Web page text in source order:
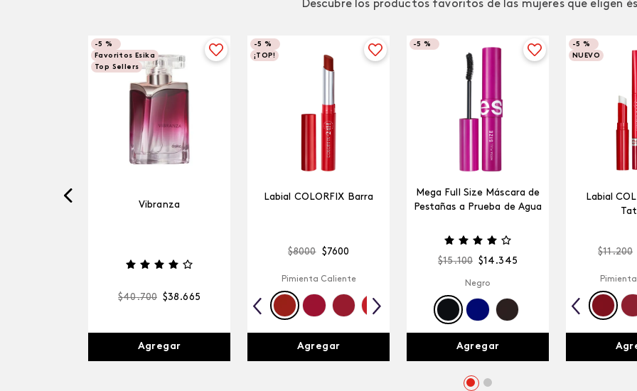
Descubre los productos favoritos de las mujeres que eligen
-5 %
Favoritos Esika
Top Sellers
Vibranza
$40.700 $38 .665
Agregar
-5 %
¡TOP!
Labial COLORFIX Barra
$8000 $7600
Pimienta Caliente
Agregar
-5 %
Mega Full Size Máscara de
Pestañas a Prueba de Agua
$15.100 $14 .345
Negro
Agregar
-5 %
NUEVO
Labial
$11.200